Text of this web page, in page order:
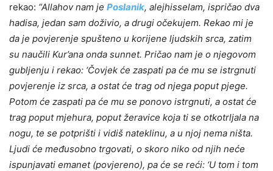
rekao: “Allahov nam je Poslanik, alejhisselam, ispričao dva
hadisa, jedan sam doživio, a drugi očekujem. Rekao mi je
da je povjerenje spušteno u korijene ljudskih srca, zatim
su naučili Kur’ana onda sunnet. Pričao nam je o njegovom
gubljenju i rekao: ‘Čovjek će zaspati pa će mu se istrgnuti
povjerenje iz srca, a ostat će trag od njega poput pjege.
Potom će zaspati pa će mu se ponovo istrgnuti, a ostat će
trag poput mjehura, poput žeravice koja ti se otkotrljala na
nogu, te se potprišti i vidiš nateklinu, a u njoj nema ništa.
Ljudi će međusobno trgovati, o skoro niko od njih neće
ispunjavati emanet (povjereno), pa će se reći: ‘U tom i tom